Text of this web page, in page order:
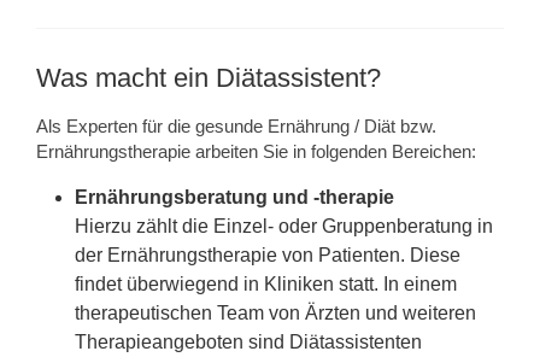
Was macht ein Diätassistent?
Als Experten für die gesunde Ernährung / Diät bzw.
Ernährungstherapie arbeiten Sie in folgenden Bereichen:
Ernährungsberatung und -therapie
Hierzu zählt die Einzel- oder Gruppenberatung in
der Ernährungstherapie von Patienten. Diese
findet überwiegend in Kliniken statt. In einem
therapeutischen Team von Ärzten und weiteren
Therapieangeboten sind Diätassistenten